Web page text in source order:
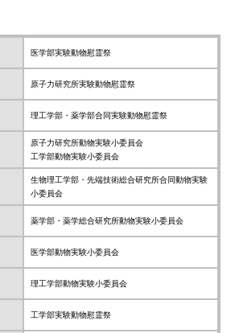
医学部実験動物慰霊祭
原子力研究所実験動物慰霊祭
理工学部・薬学部合同実験動物慰霊祭
原子力研究所動物実験小委員会
工学部動物実験小委員会
生物理工学部・先端技術総合研究所合同動物実験
小委員会
薬学部・薬学総合研究所動物実験小委員会
医学部動物実験小委員会
理工学部動物実験小委員会
工学部実験動物慰霊祭